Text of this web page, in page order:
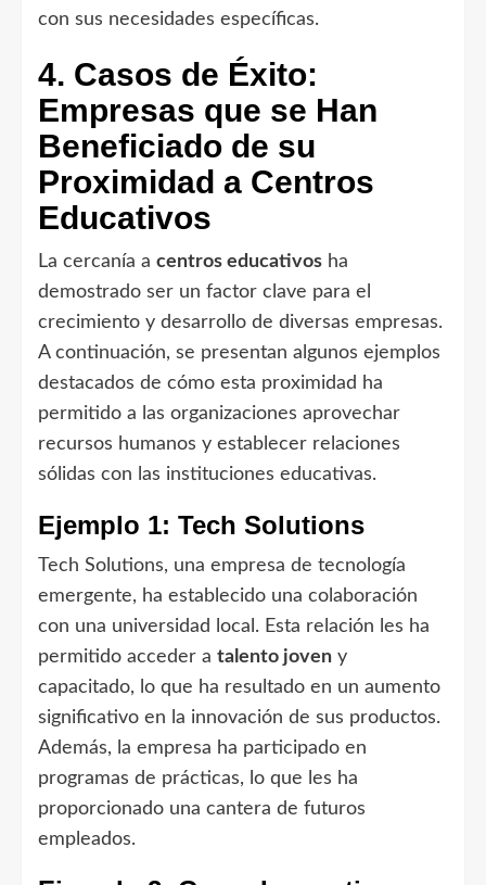
con sus necesidades específicas.
4. Casos de Éxito:
Empresas que se Han
Beneficiado de su
Proximidad a Centros
Educativos
La cercanía a centros educativos ha
demostrado ser un factor clave para el
crecimiento y desarrollo de diversas empresas.
A continuación, se presentan algunos ejemplos
destacados de cómo esta proximidad ha
permitido a las organizaciones aprovechar
recursos humanos y establecer relaciones
sólidas con las instituciones educativas.
Ejemplo 1: Tech Solutions
Tech Solutions, una empresa de tecnología
emergente, ha establecido una colaboración
con una universidad local. Esta relación les ha
permitido acceder a talento joven y
capacitado, lo que ha resultado en un aumento
significativo en la innovación de sus productos.
Además, la empresa ha participado en
programas de prácticas, lo que les ha
proporcionado una cantera de futuros
empleados.